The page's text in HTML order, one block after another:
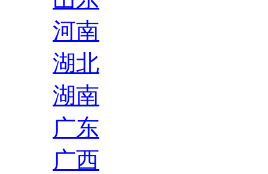
河南
湖北
湖南
广东
广西